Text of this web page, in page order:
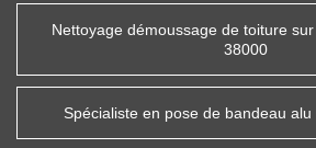
Nettoyage démoussage de toiture
38000
Spécialiste en pose de bandeau